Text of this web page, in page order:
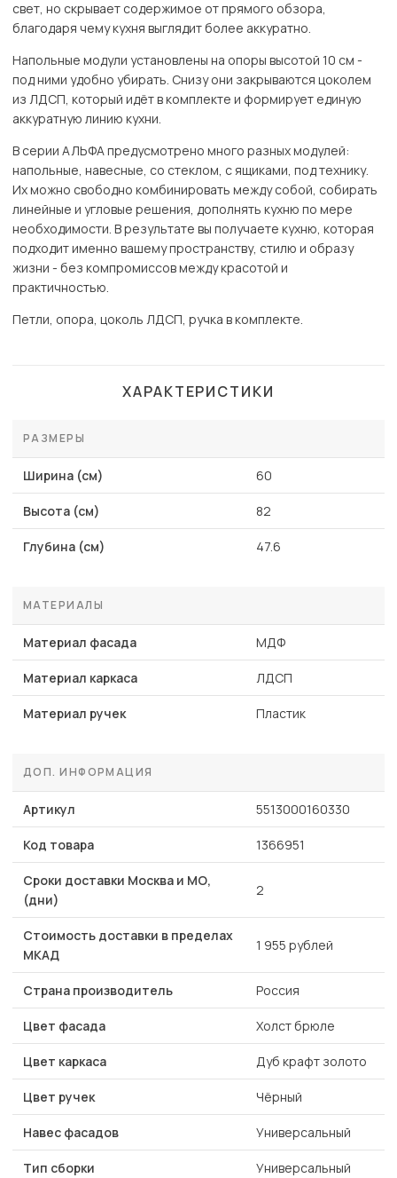
свет, но скрывает содержимое от прямого обзора,
благодаря чему кухня выглядит более аккуратно.
Напольные модули установлены на опоры высотой 10 см -
под ними удобно убирать. Снизу они закрываются цоколем
из ЛДСП, который идёт в комплекте и формирует единую
аккуратную линию кухни.
В серии АЛЬФА предусмотрено много разных модулей:
напольные, навесные, со стеклом, с ящиками, под технику.
Их можно свободно комбинировать между собой, собирать
линейные и угловые решения, дополнять кухню по мере
необходимости. В результате вы получаете кухню, которая
подходит именно вашему пространству, стилю и образу
жизни - без компромиссов между красотой и
практичностью.
Петли, опора, цоколь ЛДСП, ручка в комплекте.
ХАРАКТЕРИСТИКИ
РАЗМЕРЫ
Ширина (см) 60
Высота (см) 82
Глубина (см) 47.6
МАТЕРИАЛЫ
Материал фасада МДФ
Материал каркаса ЛДСП
Материал ручек Пластик
ДОП. ИНФОРМАЦИЯ
Артикул 5513000160330
Код товара 1366951
Сроки доставки Москва и МО,
(дни)
2
Стоимость доставки в пределах
МКАД
1 955 рублей
Страна производитель Россия
Цвет фасада Холст брюле
Цвет каркаса Дуб крафт золото
Цвет ручек Чёрный
Навес фасадов Универсальный
Тип сборки Универсальный